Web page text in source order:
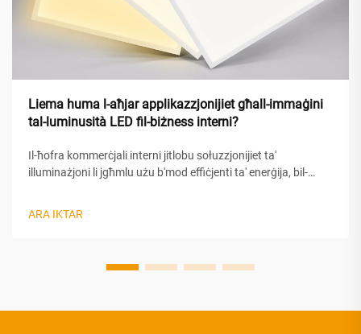
Liema huma l-aħjar applikazzjonijiet għall-immaġini
tal-luminusità LED fil-biżness interni?
Il-ħofra kommerċjali interni jitlobu sołuzzjonijiet ta'
illuminażjoni li jgħmlu użu b'mod effiċjenti ta' enerġija, bil-
ARA IKTAR